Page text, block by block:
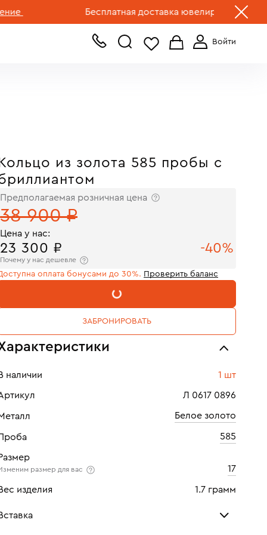
Бесплатная доставка ювелирных изделий по
+7 (499) 519-00-00
Кольцо из золота 585 пробы с
Предполагаемая розничная цена
38 900 ₽
Цена у нас:
23 300 ₽ -40%
Почему у нас дешевле
оплата бонусами до 30%. Проверить баланс
В КОРЗИНУ
ЗАБРОНИРОВАТЬ
наличии 1 шт
Л 0617 0896
Белое золото
585
размер для вас 17
изделия 1.7 грамм